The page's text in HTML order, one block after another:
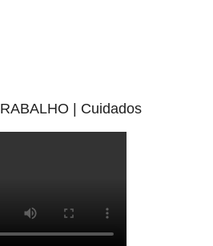
| Cuidados